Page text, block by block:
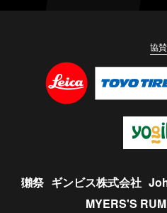
協賛
獺祭 ギンビス株式会社
MYERS'S RUM